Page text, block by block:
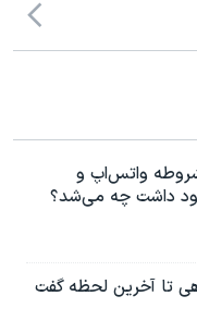
واتس‌اپ و
داشت چه مى‌شد؟
تا آخرین لحظه گفت